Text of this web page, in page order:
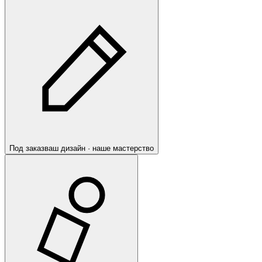
Под заказваш дизайн · наше мастерство